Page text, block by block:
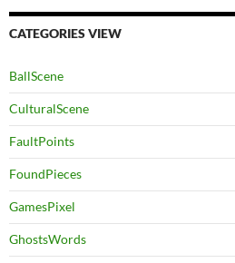
CATEGORIES VIEW
BallScene
CulturalScene
FaultPoints
FoundPieces
GamesPixel
GhostsWords